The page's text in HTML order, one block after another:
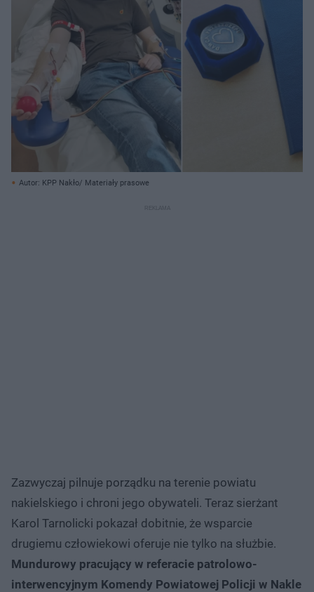
Autor: KPP Nakło/ Materiały prasowe
Zazwyczaj pilnuje porządku na terenie powiatu
nakielskiego i chroni jego obywateli. Teraz sierżant
Karol Tarnolicki pokazał dobitnie, że wsparcie
drugiemu człowiekowi oferuje nie tylko na służbie.
Mundurowy pracujący w referacie patrolowo-
interwencyjnym Komendy Powiatowej Policji w Nakle